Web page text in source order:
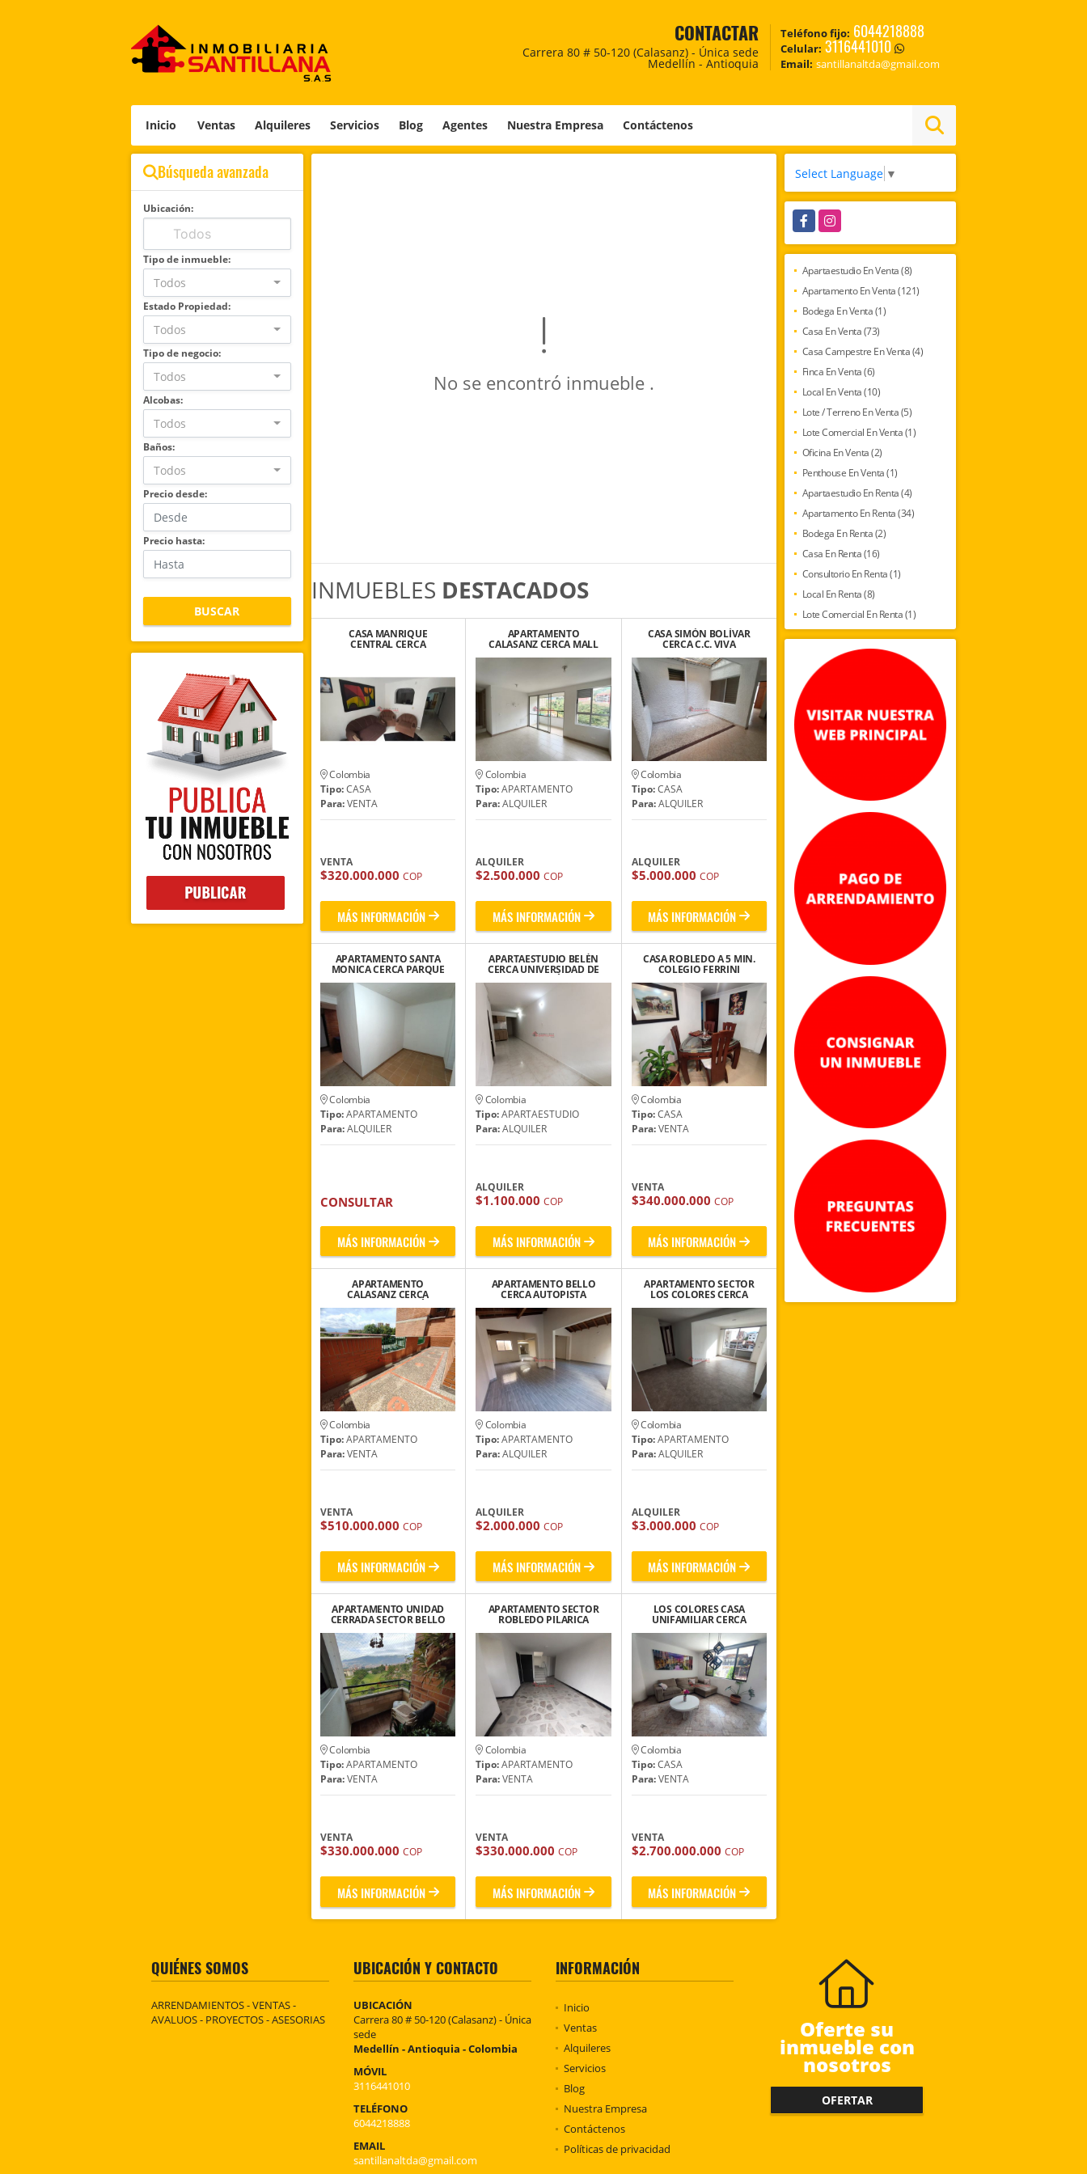
CONTACTAR
Carrera 80 # 50-120 (Calasanz) - Única sede
Medellín - Antioquia
Teléfono fijo: 6044218888
Celular: 3116441010
Email: santillanaltda@gmail.com
Inicio Ventas Alquileres Servicios Blog Agentes Nuestra Empresa Contáctenos
Búsqueda avanzada
Ubicación:
Tipo de inmueble:
Todos
Estado Propiedad:
Todos
Tipo de negocio:
Todos
Alcobas:
Todos
Baños:
Todos
Precio desde:
Precio hasta:
BUSCAR
No se encontró inmueble .
INMUEBLES DESTACADOS
CASA MANRIQUE
CENTRAL CERCA
Colombia
Tipo:CASA
Para:VENTA
VENTA
$320.000.000 COP
MÁS INFORMACIÓN
APARTAMENTO
CALASANZ CERCA MALL
SANTANA
Colombia
Tipo:APARTAMENTO
Para:ALQUILER
ALQUILER
$2.500.000COP
MÁS INFORMACIÓN
CASA SIMÓN BOLÍVAR
CERCA C.C. VIVA
LAURELES
Colombia
Tipo:CASA
Para:ALQUILER
ALQUILER
$5.000.000 COP
MÁS INFORMACIÓN
APARTAMENTO SANTA
MONICA CERCA PARQUE
DEL AJEDREZ
Colombia
Tipo:APARTAMENTO
Para:ALQUILER
CONSULTAR
MÁS INFORMACIÓN
APARTAESTUDIO BELÉN
CERCA UNIVERSIDAD DE
MEDELLÍN
Colombia
Tipo:APARTAESTUDIO
Para:ALQUILER
ALQUILER
$1.100.000COP
MÁS INFORMACIÓN
CASA ROBLEDO A 5 MIN.
COLEGIO FERRINI
Colombia
Tipo:CASA
Para:VENTA
VENTA
$340.000.000 COP
MÁS INFORMACIÓN
APARTAMENTO
CALASANZ CERCA
IGLESIA SAN MATÍAS
APÓSTOL
Colombia
Tipo:APARTAMENTO
Para:VENTA
VENTA
$510.000.000 COP
MÁS INFORMACIÓN
APARTAMENTO BELLO
CERCA AUTOPISTA
NORTE
Colombia
Tipo:APARTAMENTO
Para:ALQUILER
ALQUILER
$2.000.000COP
MÁS INFORMACIÓN
APARTAMENTO SECTOR
LOS COLORES CERCA
CUARTA BRIGADA
MILITAR
Colombia
Tipo:APARTAMENTO
Para:ALQUILER
ALQUILER
$3.000.000 COP
MÁS INFORMACIÓN
APARTAMENTO UNIDAD
CERRADA SECTOR BELLO
NAVARRA
Colombia
Tipo:APARTAMENTO
Para:VENTA
VENTA
$330.000.000 COP
MÁS INFORMACIÓN
APARTAMENTO SECTOR
ROBLEDO PILARICA
CERCA ITM
Colombia
Tipo:APARTAMENTO
Para:VENTA
VENTA
$330.000.000COP
MÁS INFORMACIÓN
LOS COLORES CASA
UNIFAMILIAR CERCA
IGLESIA SAN CLEMENTE
Colombia
Tipo:CASA
Para:VENTA
VENTA
$2.700.000.000 COP
MÁS INFORMACIÓN
Select Language ▼
FacebookInstagram
Apartaestudio En Venta (8)
Apartamento En Venta (121)
Bodega En Venta (1)
Casa En Venta (73)
Casa Campestre En Venta (4)
Finca En Venta (6)
Local En Venta (10)
Lote / Terreno En Venta (5)
Lote Comercial En Venta (1)
Oficina En Venta (2)
Penthouse En Venta (1)
Apartaestudio En Renta (4)
Apartamento En Renta (34)
Bodega En Renta (2)
Casa En Renta (16)
Consultorio En Renta (1)
Local En Renta (8)
Lote Comercial En Renta (1)
QUIÉNES SOMOS
ARRENDAMIENTOS - VENTAS -
AVALUOS - PROYECTOS - ASESORIAS
UBICACIÓN Y CONTACTO
UBICACIÓN
Carrera 80 # 50-120 (Calasanz) - Única
sede
Medellín - Antioquia - Colombia
MÓVIL
3116441010
TELÉFONO
6044218888
EMAIL
santillanaltda@gmail.com
INFORMACIÓN
Inicio
Ventas
Alquileres
Servicios
Blog
Nuestra Empresa
Contáctenos
Políticas de privacidad
Oferte su
inmueble con
nosotros
OFERTAR